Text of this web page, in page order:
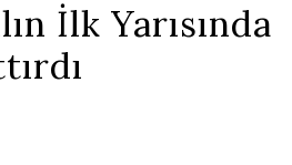
İlk Yarısında